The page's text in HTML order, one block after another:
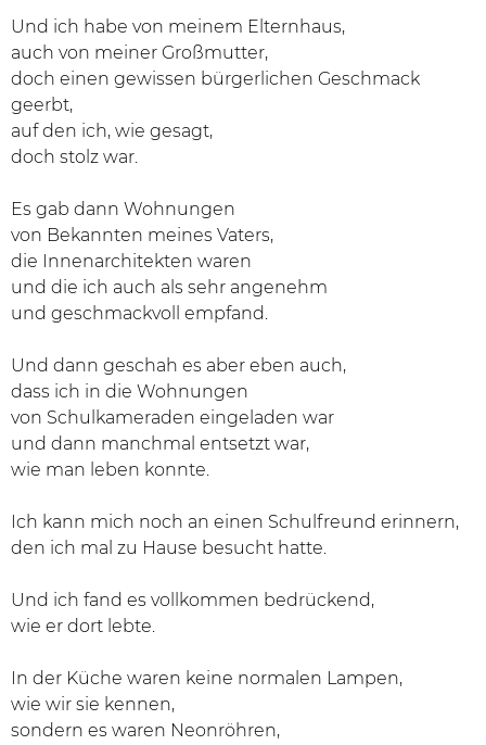
Und ich habe von meinem Elternhaus,
auch von meiner Großmutter,
doch einen gewissen bürgerlichen Geschmack
geerbt,
auf den ich, wie gesagt,
doch stolz war.
Es gab dann Wohnungen
von Bekannten meines Vaters,
die Innenarchitekten waren
und die ich auch als sehr angenehm
und geschmackvoll empfand.
Und dann geschah es aber eben auch,
dass ich in die Wohnungen
von Schulkameraden eingeladen war
und dann manchmal entsetzt war,
wie man leben konnte.
Ich kann mich noch an einen Schulfreund erinnern,
den ich mal zu Hause besucht hatte.
Und ich fand es vollkommen bedrückend,
wie er dort lebte.
In der Küche waren keine normalen Lampen,
wie wir sie kennen,
sondern es waren Neonröhren,